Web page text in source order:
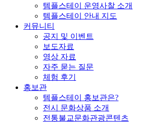
템플스테이 운영사찰 소개
템플스테이 안내 지도
커뮤니티
공지 및 이벤트
보도자료
영상 자료
자주 묻는 질문
체험 후기
홍보관
템플스테이 홍보관은?
전시 문화상품 소개
전통불교문화관광콘텐츠